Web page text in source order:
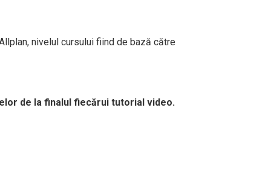
nivelul cursului fiind de bază către
de la finalul fiecărui tutorial video.